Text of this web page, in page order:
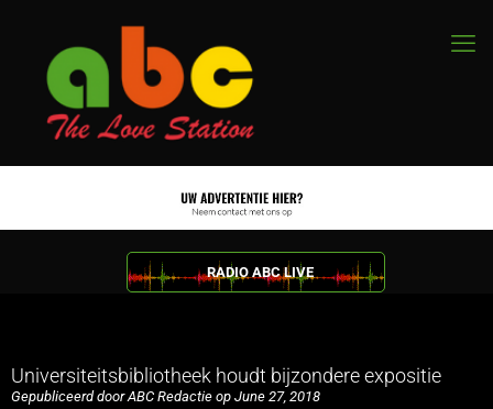
RADIO ABC LIVE
Universiteitsbibliotheek houdt bijzondere expositie
Gepubliceerd door ABC Redactie op June 27, 2018